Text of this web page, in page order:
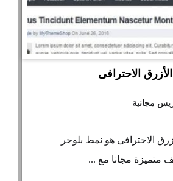
الاحترافى
مجانية
الاحترافى هو نمط بلوجر
متميزة مجانا مع ...